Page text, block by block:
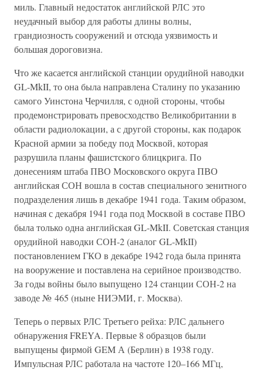
миль. Главный недостаток английской РЛС это
неудачный выбор для работы длины волны,
грандиозность сооружений и отсюда уязвимость и
большая дороговизна.
Что же касается английской станции орудийной наводки
GL-MkII, то она была направлена Сталину по указанию
самого Уинстона Черчилля, с одной стороны, чтобы
продемонстрировать превосходство Великобритании в
области радиолокации, а с другой стороны, как подарок
Красной армии за победу под Москвой, которая
разрушила планы фашистского блицкрига. По
донесениям штаба ПВО Московского округа ПВО
английская СОН вошла в состав специального зенитного
подразделения лишь в декабре 1941 года. Таким образом,
начиная с декабря 1941 года под Москвой в составе ПВО
была только одна английская GL-MkII. Советская станция
орудийной наводки СОН-2 (аналог GL-MkII)
постановлением ГКО в декабре 1942 года была принята
на вооружение и поставлена на серийное производство.
За годы войны было выпущено 124 станции СОН-2 на
заводе № 465 (ныне НИЭМИ, г. Москва).
Теперь о первых РЛС Третьего рейха: РЛС дальнего
обнаружения FREYA. Первые 8 образцов были
выпущены фирмой GEM А (Берлин) в 1938 году.
Импульсная РЛС работала на частоте 120–166 МГц,